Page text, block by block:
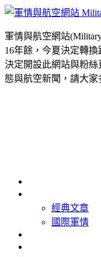
軍情與航空網站
16年餘，今夏決定轉
決定開設此網站與粉
態與航空新聞，請大家
經典文章
國際軍情